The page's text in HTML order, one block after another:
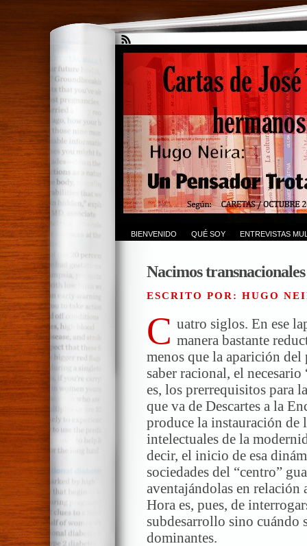
BIENVENIDO QUÉ SOY ENTREVISTAS
Nacimos transnacionales
ESCRITO POR: HUGO
C uatro siglos. En ese
manera bastante
menos que la aparición del
saber racional, el
es, los prerrequisitos para
que va de Descartes a la
produce la instauración
intelectuales de la
decir, el inicio de esa
sociedades del “centro”
aventajándolas en relación
Hora es, pues, de
subdesarrollo sino cuándo
dominantes.